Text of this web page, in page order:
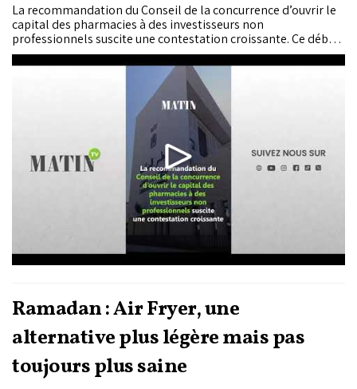
La recommandation du Conseil de la concurrence d’ouvrir le
capital des pharmacies à des investisseurs non
professionnels suscite une contestation croissante. Ce débat
technique sur le modèle économique des officines s’est
rapidement transformé en polémique au sein des
professions de santé. Les syndicats représentant les
Ramadan : Air Fryer, une
alternative plus légère mais pas
toujours plus saine